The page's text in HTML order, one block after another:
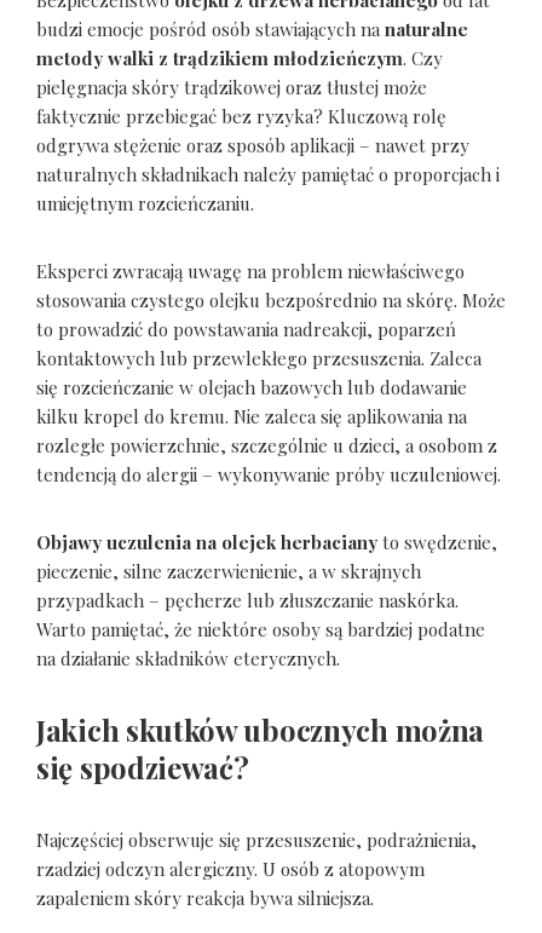
budzi emocje pośród osób stawiających na naturalne
metody walki z trądzikiem młodzieńczym. Czy
pielęgnacja skóry trądzikowej oraz tłustej może
faktycznie przebiegać bez ryzyka? Kluczową rolę
odgrywa stężenie oraz sposób aplikacji – nawet przy
naturalnych składnikach należy pamiętać o proporcjach i
umiejętnym rozcieńczaniu.
Eksperci zwracają uwagę na problem niewłaściwego
stosowania czystego olejku bezpośrednio na skórę. Może
to prowadzić do powstawania nadreakcji, poparzeń
kontaktowych lub przewlekłego przesuszenia. Zaleca
się rozcieńczanie w olejach bazowych lub dodawanie
kilku kropel do kremu. Nie zaleca się aplikowania na
rozległe powierzchnie, szczególnie u dzieci, a osobom z
tendencją do alergii – wykonywanie próby uczuleniowej.
Objawy uczulenia na olejek herbaciany to swędzenie,
pieczenie, silne zaczerwienienie, a w skrajnych
przypadkach – pęcherze lub złuszczanie naskórka.
Warto pamiętać, że niektóre osoby są bardziej podatne
na działanie składników eterycznych.
Jakich skutków ubocznych można
się spodziewać?
Najczęściej obserwuje się przesuszenie, podrażnienia,
rzadziej odczyn alergiczny. U osób z atopowym
zapaleniem skóry reakcja bywa silniejsza.